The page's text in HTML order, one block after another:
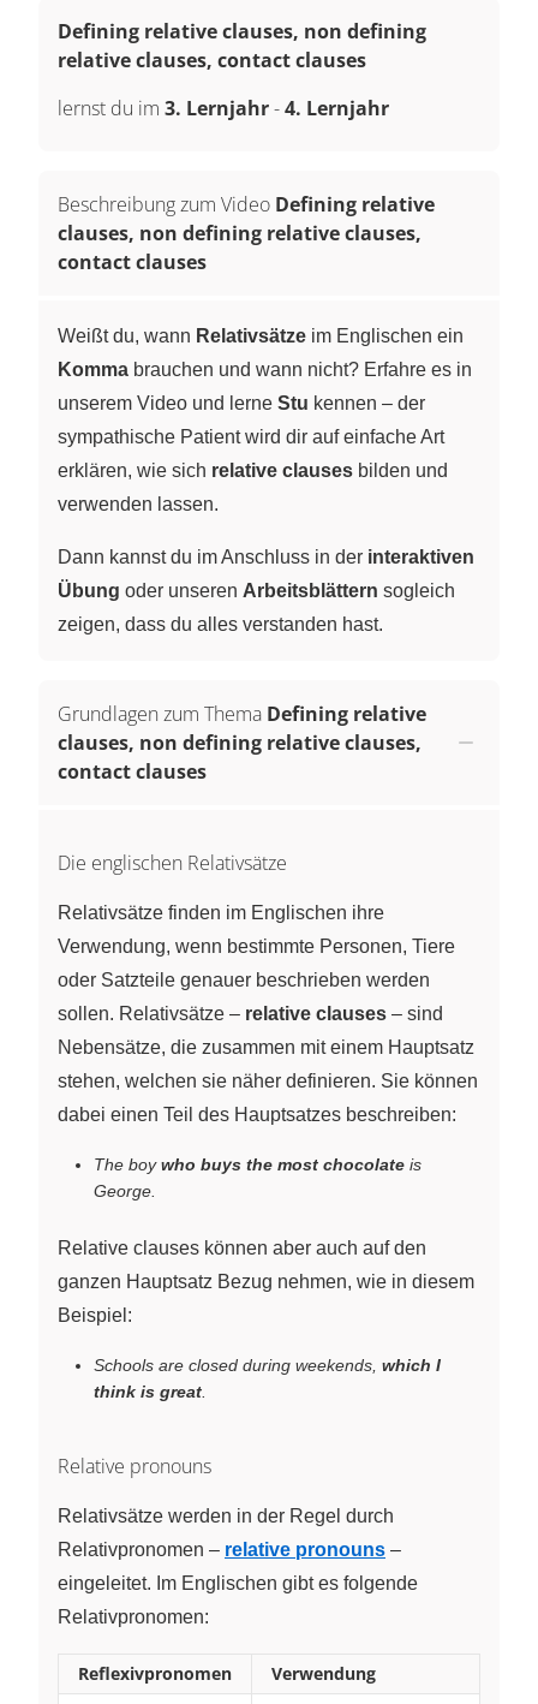
Defining relative clauses, non defining
relative clauses, contact clauses
lernst du im 3. Lernjahr-4. Lernjahr
Beschreibung zum Video Defining relative
clauses, non defining relative clauses,
contact clauses
Weißt du, wann Relativsätze im Englischen ein
Komma brauchen und wann nicht? Erfahre es in
unserem Video und lerne Stu kennen – der
sympathische Patient wird dir auf einfache Art
erklären, wie sich relative clauses bilden und
verwenden lassen.
Dann kannst du im Anschluss in der interaktiven
Übung oder unseren Arbeitsblättern sogleich
zeigen, dass du alles verstanden hast.
Grundlagen zum Thema Defining relative
clauses, non defining relative clauses,
contact clauses
Die englischen Relativsätze
Relativsätze finden im Englischen ihre
Verwendung, wenn bestimmte Personen, Tiere
oder Satzteile genauer beschrieben werden
sollen. Relativsätze – relative clauses – sind
Nebensätze, die zusammen mit einem Hauptsatz
stehen, welchen sie näher definieren. Sie können
dabei einen Teil des Hauptsatzes beschreiben:
The boywho buys the most chocolate is
George.
Relative clauses können aber auch auf den
ganzen Hauptsatz Bezug nehmen, wie in diesem
Beispiel:
Schools are closed during weekends, which I
think is great
Relative pronouns
Relativsätze werden in der Regel durch
Relativpronomen – relative pronouns –
eingeleitet. Im Englischen gibt es folgende
Relativpronomen:
Reflexivpronomen
Verwendung